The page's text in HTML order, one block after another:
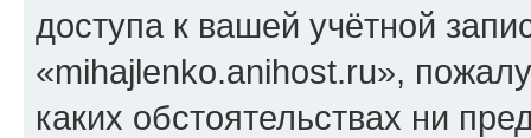
доступа к вашей учётной
«mihajlenko.anihost.ru»,
каких обстоятельствах ни